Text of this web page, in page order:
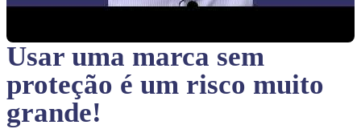
Usar uma marca sem
proteção é um risco muito
grande!